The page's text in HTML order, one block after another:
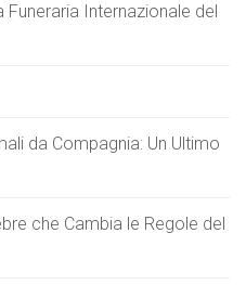
Internazionale del
da Compagnia: Un Ultimo
che Cambia le Regole del